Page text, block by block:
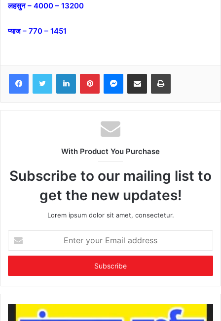
लहसुन – 4000 – 13200
प्याज – 770 – 1451
FacebookTwitter LinkedInPinterestMessenger
Share via Email Print
With Product You Purchase
Subscribe to our mailing list to
get the new updates!
Lorem ipsum dolor sit amet, consectetur.
your
Email